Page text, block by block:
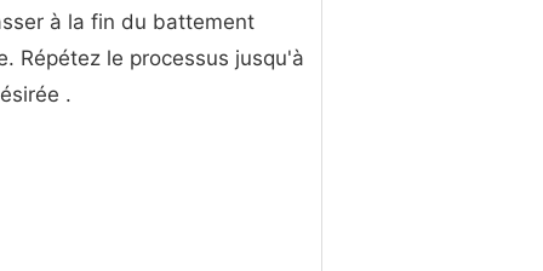
à la fin du battement
Répétez le processus jusqu'à
.